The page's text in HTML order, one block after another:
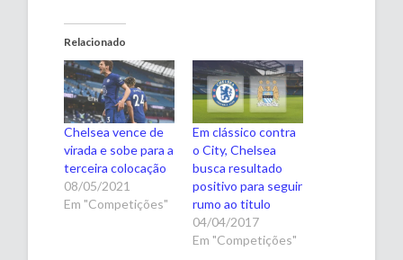
Relacionado
Chelsea vence de
virada e sobe para a
terceira colocação
08/05/2021
Em "Competições"
Em clássico contra
o City, Chelsea
busca resultado
positivo para seguir
rumo ao titulo
04/04/2017
Em "Competições"